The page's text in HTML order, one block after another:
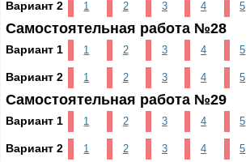
Вариант 2 1 2 3 4 5
Самостоятельная работа №28
Вариант 1 1 2 3 4 5
Вариант 2 1 2 3 4 5
Самостоятельная работа №29
Вариант 1 1 2 3 4 5
Вариант 2 1 2 3 4 5